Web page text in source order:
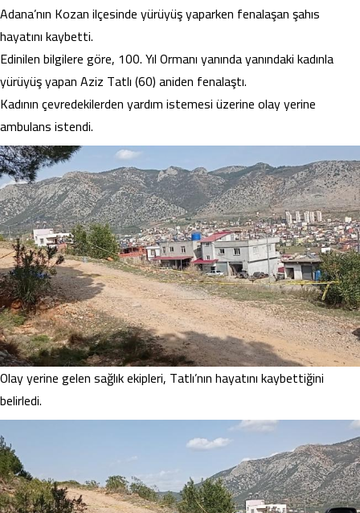
Adana’nın Kozan ilçesinde yürüyüş yaparken fenalaşan şahıs
hayatını kaybetti.
Edinilen bilgilere göre, 100. Yıl Ormanı yanında yanındaki kadınla
yürüyüş yapan Aziz Tatlı (60) aniden fenalaştı.
Kadının çevredekilerden yardım istemesi üzerine olay yerine
ambulans istendi.
Olay yerine gelen sağlık ekipleri, Tatlı’nın hayatını kaybettiğini
belirledi.